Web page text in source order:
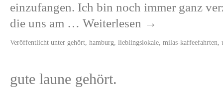
einzufangen. Ich bin noch immer ganz
die uns am … Weiterlesen →
Veröffentlicht unter gehört hamburg lieblingslokale milas-kaffeefahrten
gute laune gehört.